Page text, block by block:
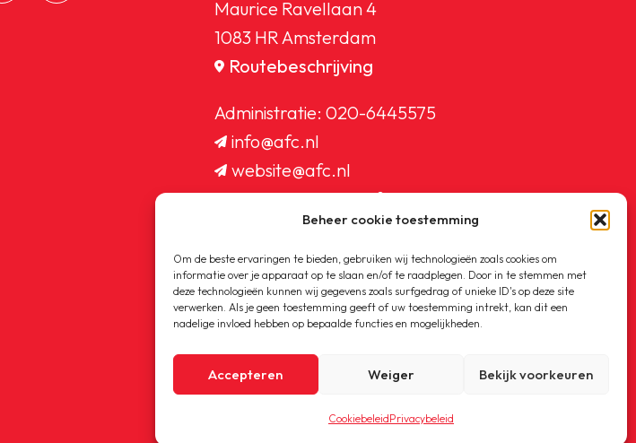
Beheer cookie toestemming
Om de beste ervaringen te bieden, gebruiken wij technologieën zoals cookies om
informatie over je apparaat op te slaan en/of te raadplegen. Door in te stemmen met
deze technologieën kunnen wij gegevens zoals surfgedrag of unieke ID's op deze site
verwerken. Als je geen toestemming geeft of uw toestemming intrekt, kan dit een
nadelige invloed hebben op bepaalde functies en mogelijkheden.
Accepteren Weiger Bekijk voorkeuren
CookiebeleidPrivacybeleid
Maurice Ravellaan 4
1083 HR Amsterdam
Routebeschrijving
Administratie: 020-6445575
info@afc.nl
website@afc.nl
wedstrijdzaken@afc.nl
ledenadministratie@afc.nl